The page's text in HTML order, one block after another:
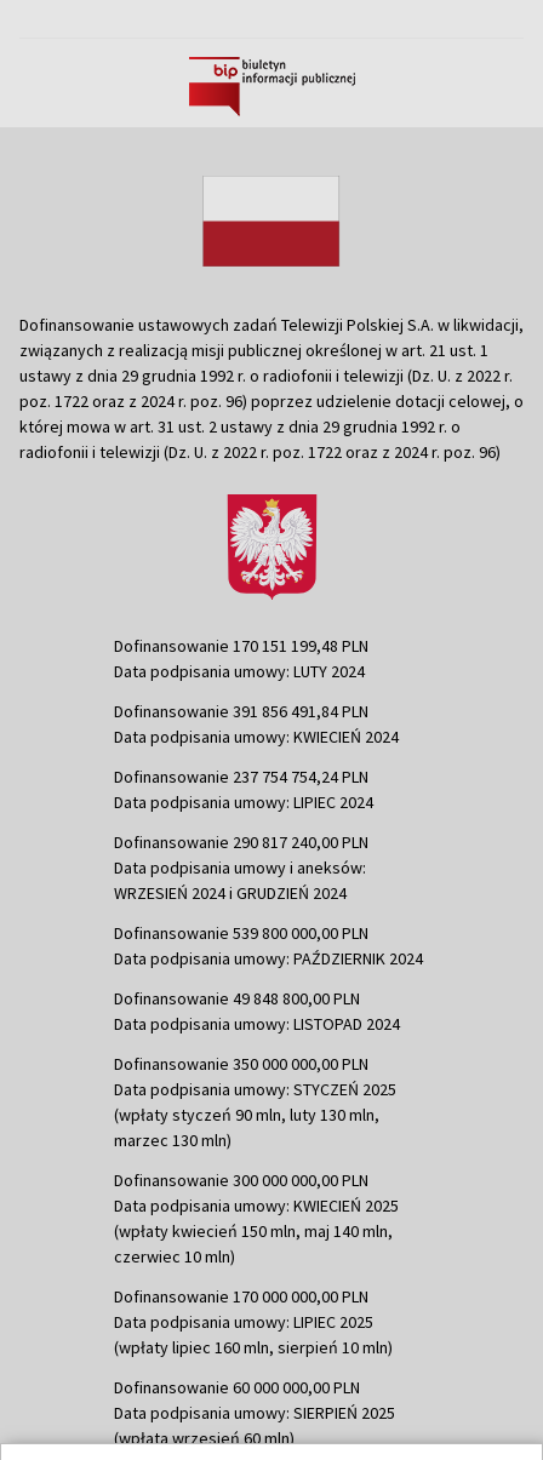
Dofinansowanie ustawowych zadań Telewizji Polskiej S.A. w likwidacji,
związanych z realizacją misji publicznej określonej w art. 21 ust. 1
ustawy z dnia 29 grudnia 1992 r. o radiofonii i telewizji (Dz. U. z 2022 r.
poz. 1722 oraz z 2024 r. poz. 96) poprzez udzielenie dotacji celowej, o
której mowa w art. 31 ust. 2 ustawy z dnia 29 grudnia 1992 r. o
radiofonii i telewizji (Dz. U. z 2022 r. poz. 1722 oraz z 2024 r. poz. 96)
Dofinansowanie 170 151 199,48 PLN
Data podpisania umowy: LUTY 2024
Dofinansowanie 391 856 491,84 PLN
Data podpisania umowy: KWIECIEŃ 2024
Dofinansowanie 237 754 754,24 PLN
Data podpisania umowy: LIPIEC 2024
Dofinansowanie 290 817 240,00 PLN
Data podpisania umowy i aneksów:
WRZESIEŃ 2024 i GRUDZIEŃ 2024
Dofinansowanie 539 800 000,00 PLN
Data podpisania umowy: PAŹDZIERNIK 2024
Dofinansowanie 49 848 800,00 PLN
Data podpisania umowy: LISTOPAD 2024
Dofinansowanie 350 000 000,00 PLN
Data podpisania umowy: STYCZEŃ 2025
(wpłaty styczeń 90 mln, luty 130 mln,
marzec 130 mln)
Dofinansowanie 300 000 000,00 PLN
Data podpisania umowy: KWIECIEŃ 2025
(wpłaty kwiecień 150 mln, maj 140 mln,
czerwiec 10 mln)
Dofinansowanie 170 000 000,00 PLN
Data podpisania umowy: LIPIEC 2025
(wpłaty lipiec 160 mln, sierpień 10 mln)
Dofinansowanie 60 000 000,00 PLN
Data podpisania umowy: SIERPIEŃ 2025
(wpłata wrzesień 60 mln)